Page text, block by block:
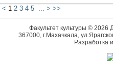
< 1 2 3 4 5 ... > >>
Факультет культуры © 2026
367000, г.Махачкала,
Разработка